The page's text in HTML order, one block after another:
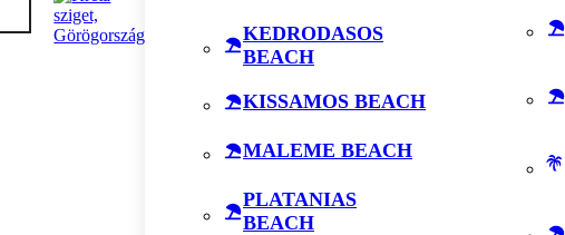
KEDRODASOS
BEACH
KISSAMOS BEACH
MALEME BEACH
PLATANIAS
BEACH